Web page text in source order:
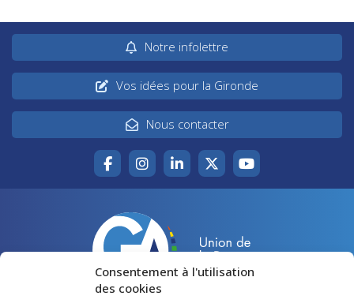
Consentement à l'utilisation
des cookies
Notre infolettre
Vos idées pour la Gironde
Nous contacter